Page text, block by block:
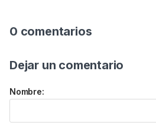
0 comentarios
Dejar un comentario
Nombre: